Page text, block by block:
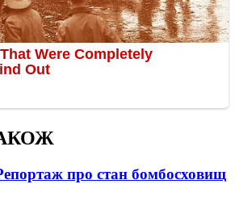
про стан бомбосховищ